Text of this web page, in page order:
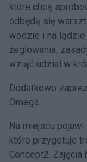
które chcą
odbędą się
wodzie i na
żeglowania,
wziąć udział w
Dodatkowo
Omega.
Na miejscu
które przygotuje
Concept2.